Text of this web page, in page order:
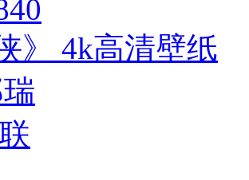
》 4k高清壁纸